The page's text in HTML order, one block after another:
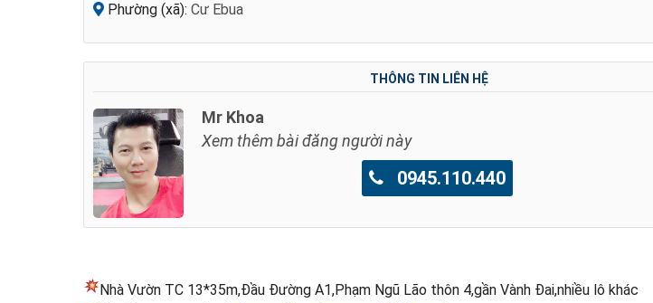
Phường (xã): Cư Ebua
THÔNG TIN LIÊN HỆ
Mr Khoa
Xem thêm bài đăng người này
0945.110.440
Nhà Vườn TC 13*35m,Đầu Đường A1,Phạm Ngũ Lão thôn 4,gần Vành Đai,nhiều lô khác